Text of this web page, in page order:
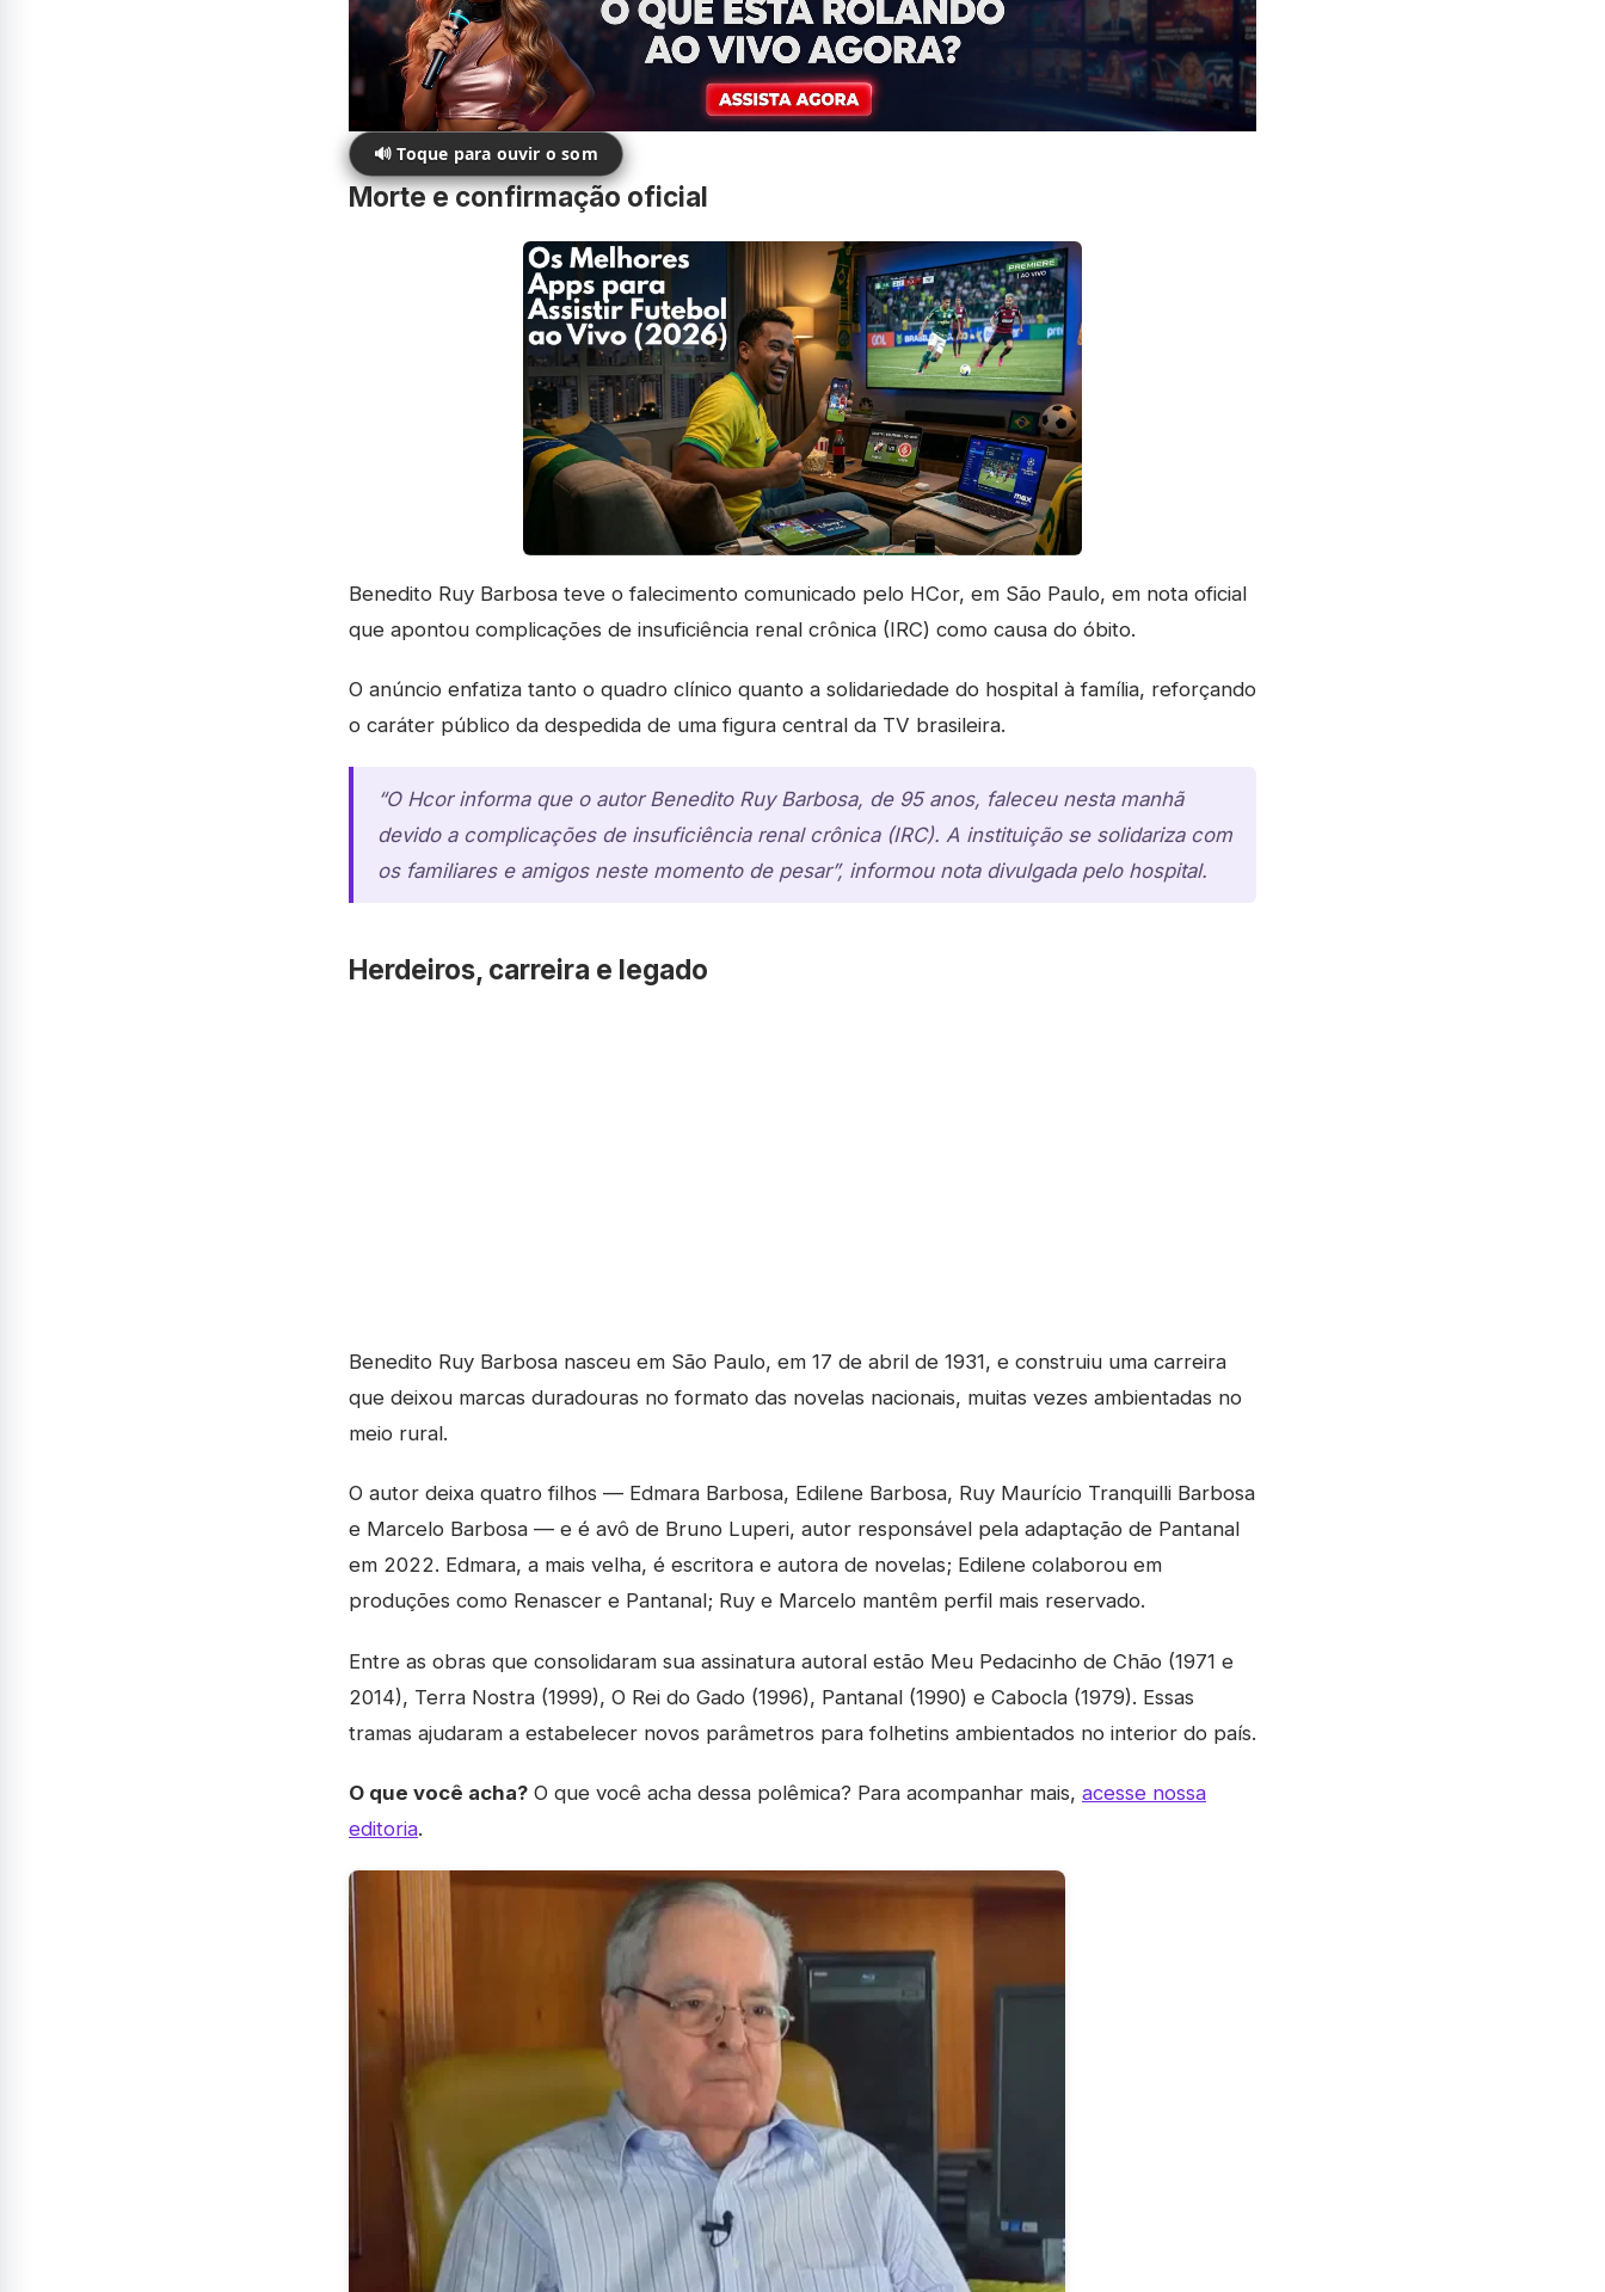
🔊 Toque para ouvir o som
Morte e confirmação oficial
Benedito Ruy Barbosa teve o falecimento comunicado pelo HCor, em São Paulo, em nota oficial
que apontou complicações de insuficiência renal crônica (IRC) como causa do óbito.
O anúncio enfatiza tanto o quadro clínico quanto a solidariedade do hospital à família, reforçando
o caráter público da despedida de uma figura central da TV brasileira.
“O Hcor informa que o autor Benedito Ruy Barbosa, de 95 anos, faleceu nesta manhã
devido a complicações de insuficiência renal crônica (IRC). A instituição se solidariza com
os familiares e amigos neste momento de pesar”, informou nota divulgada pelo hospital.
Herdeiros, carreira e legado
Benedito Ruy Barbosa nasceu em São Paulo, em 17 de abril de 1931, e construiu uma carreira
que deixou marcas duradouras no formato das novelas nacionais, muitas vezes ambientadas no
meio rural.
O autor deixa quatro filhos — Edmara Barbosa, Edilene Barbosa, Ruy Maurício Tranquilli Barbosa
e Marcelo Barbosa — e é avô de Bruno Luperi, autor responsável pela adaptação de Pantanal
em 2022. Edmara, a mais velha, é escritora e autora de novelas; Edilene colaborou em
produções como Renascer e Pantanal; Ruy e Marcelo mantêm perfil mais reservado.
Entre as obras que consolidaram sua assinatura autoral estão Meu Pedacinho de Chão (1971 e
2014), Terra Nostra (1999), O Rei do Gado (1996), Pantanal (1990) e Cabocla (1979). Essas
tramas ajudaram a estabelecer novos parâmetros para folhetins ambientados no interior do país.
O que você acha? O que você acha dessa polêmica? Para acompanhar mais, acesse nossa
editoria.